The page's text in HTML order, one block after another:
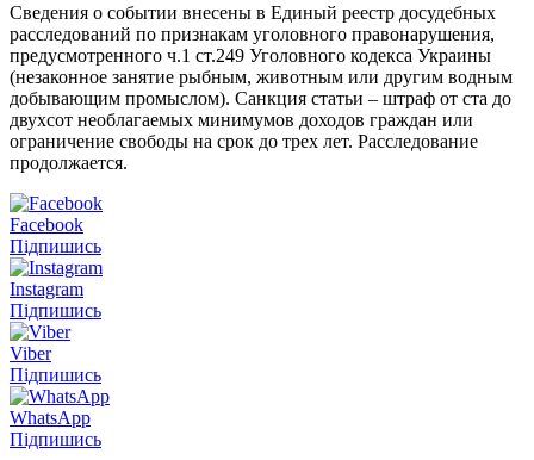
Сведения о событии внесены в Единый реестр досудебных
расследований по признакам уголовного правонарушения,
предусмотренного ч.1 ст.249 Уголовного кодекса Украины
(незаконное занятие рыбным, животным или другим водным
добывающим промыслом). Санкция статьи – штраф от ста до
двухсот необлагаемых минимумов доходов граждан или
ограничение свободы на срок до трех лет. Расследование
продолжается.
Facebook
Підпишись
Instagram
Підпишись
Viber
Підпишись
WhatsApp
Підпишись